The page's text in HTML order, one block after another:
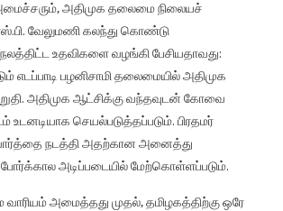
அதிமுக தலைமை நிலையச்
வேலுமணி கலந்து கொண்டு
உதவிகளை வழங்கி பேசியதாவது:
எடப்பாடி பழனிசாமி தலைமையில் அதிமுக
அதிமுக ஆட்சிக்கு வந்தவுடன் கோவை
உடனடியாக செயல்படுத்தப்படும். பிரதமர்
நடத்தி அதற்கான அனைத்து
அடிப்படையில் மேற்கொள்ளப்படும்.
வாரியம் அமைத்தது முதல், தமிழகத்திற்கு ஒரே